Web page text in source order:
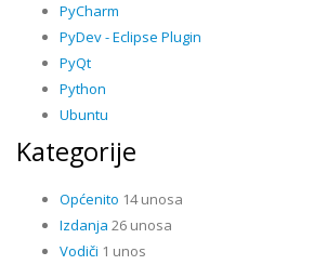
PyCharm
PyDev - Eclipse Plugin
PyQt
Python
Ubuntu
Kategorije
Općenito 14 unosa
Izdanja 26 unosa
Vodiči 1 unos